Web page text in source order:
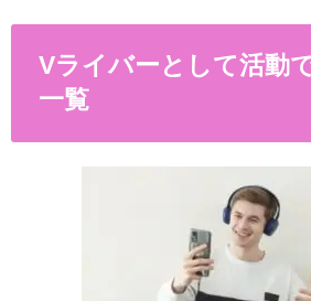
Vライバーとして活動
一覧